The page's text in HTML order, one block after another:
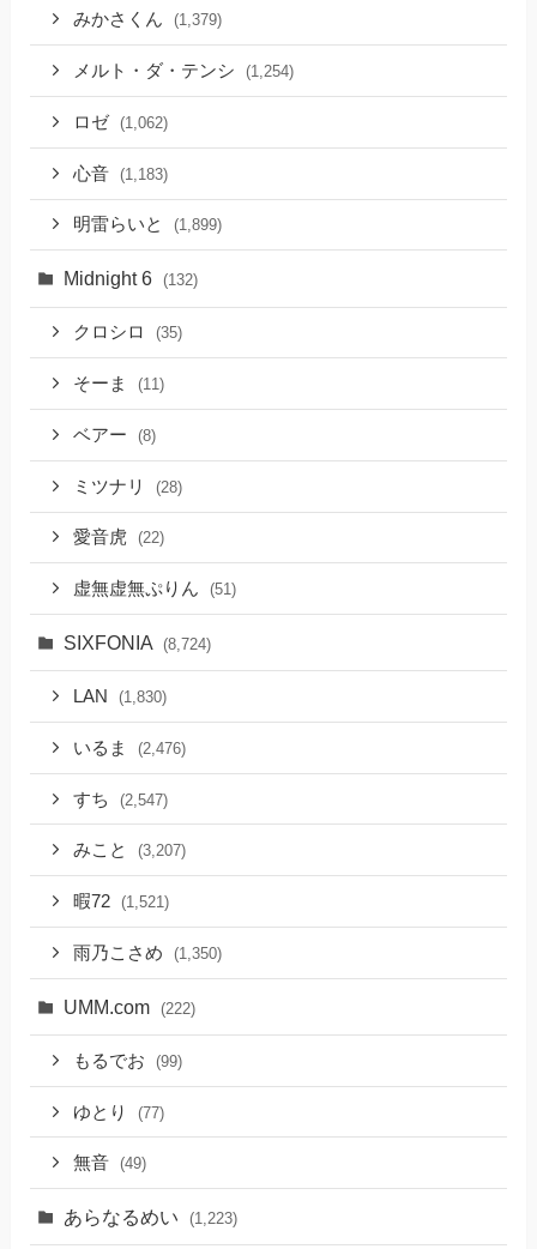
みかさくん (1,379)
メルト・ダ・テンシ (1,254)
ロゼ (1,062)
心音 (1,183)
明雷らいと (1,899)
Midnight 6 (132)
クロシロ (35)
そーま (11)
ベアー (8)
ミツナリ (28)
愛音虎 (22)
虚無虚無ぷりん (51)
SIXFONIA (8,724)
LAN (1,830)
いるま (2,476)
すち (2,547)
みこと (3,207)
暇72 (1,521)
雨乃こさめ (1,350)
UMM.com (222)
もるでお (99)
ゆとり (77)
無音 (49)
あらなるめい (1,223)